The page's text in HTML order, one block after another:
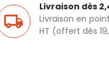
Livraison dès
Livraison en
HT (offert dès